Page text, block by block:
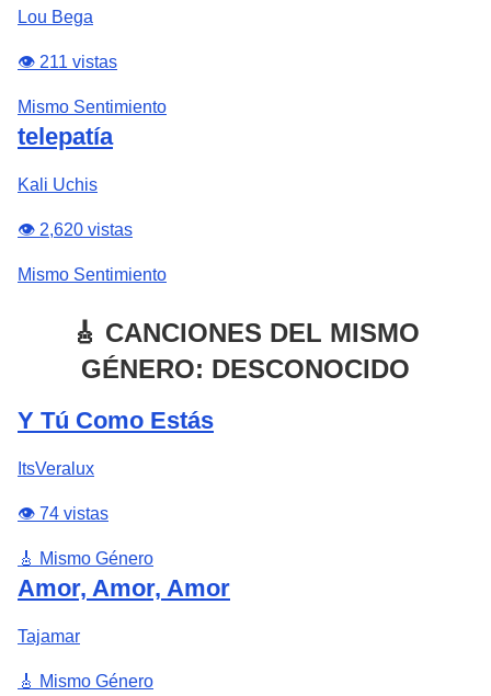
Lou Bega
👁️ 211 vistas
Mismo Sentimiento
telepatía
Kali Uchis
👁️ 2,620 vistas
Mismo Sentimiento
🎸 CANCIONES DEL MISMO
GÉNERO: DESCONOCIDO
Y Tú Como Estás
ItsVeralux
👁️ 74 vistas
🎸 Mismo Género
Amor, Amor, Amor
Tajamar
🎸 Mismo Género